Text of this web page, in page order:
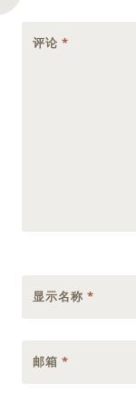
评论 *
显示名称 *
邮箱 *